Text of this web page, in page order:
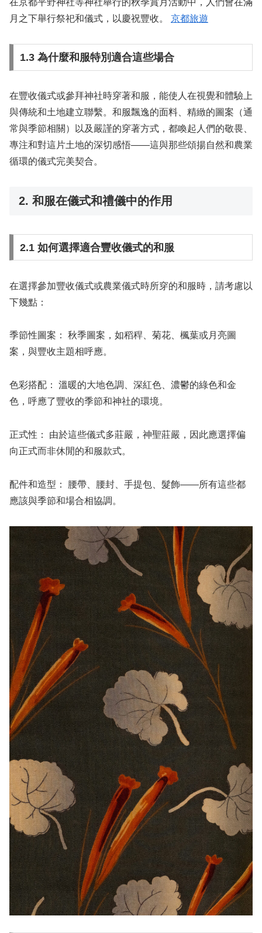
在京都平野神社等神社舉行的秋季賞月活動中，人們會在滿
月之下舉行祭祀和儀式，以慶祝豐收。 京都旅遊
1.3 為什麼和服特別適合這些場合
在豐收儀式或參拜神社時穿著和服，能使人在視覺和體驗上
與傳統和土地建立聯繫。和服飄逸的面料、精緻的圖案（通
常與季節相關）以及嚴謹的穿著方式，都喚起人們的敬畏、
專注和對這片土地的深切感悟——這與那些頌揚自然和農業
循環的儀式完美契合。
2. 和服在儀式和禮儀中的作用
2.1 如何選擇適合豐收儀式的和服
在選擇參加豐收儀式或農業儀式時所穿的和服時，請考慮以
下幾點：
季節性圖案：
秋季圖案，如稻稈、菊花、楓葉或月亮圖
案，與豐收主題相呼應。
色彩搭配：
溫暖的大地色調、深紅色、濃鬱的綠色和金
色，呼應了豐收的季節和神社的環境。
正式性：
由於這些儀式多莊嚴，神聖莊嚴，因此應選擇偏
向正式而非休閒的和服款式。
配件和造型：
腰帶、腰封、手提包、髮飾——所有這些都
應該與季節和場合相協調。